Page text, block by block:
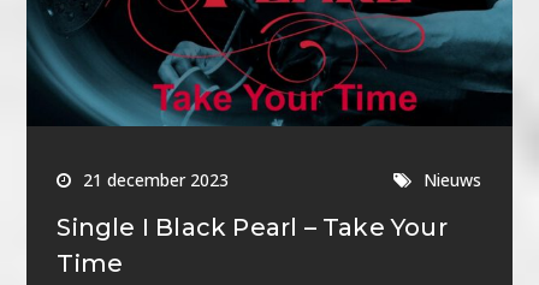
21 december 2023 Nieuws
Single I Black Pearl – Take Your
Time